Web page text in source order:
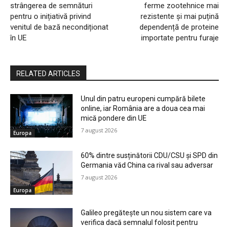
strângerea de semnături
pentru o inițiativă privind
venitul de bază necondiționat
în UE
ferme zootehnice mai
rezistente și mai puțină
dependență de proteine
importate pentru furaje
RELATED ARTICLES
Europa
Unul din patru europeni cumpără bilete
online, iar România are a doua cea mai
mică pondere din UE
7 august 2026
Europa
60% dintre susținătorii CDU/CSU și SPD din
Germania văd China ca rival sau adversar
7 august 2026
Galileo pregătește un nou sistem care va
verifica dacă semnalul folosit pentru